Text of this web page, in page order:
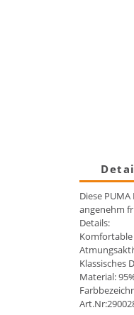
Diese
angenehm
Details:
Klassisches
Material: